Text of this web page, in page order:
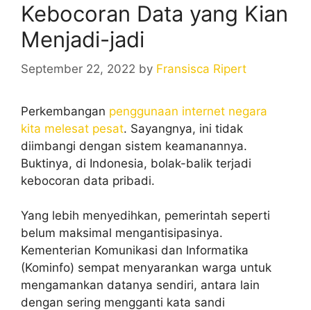
Kebocoran Data yang Kian
Menjadi-jadi
September 22, 2022 by Fransisca Ripert
Perkembangan penggunaan internet negara
kita melesat pesat. Sayangnya, ini tidak
diimbangi dengan sistem keamanannya.
Buktinya, di Indonesia, bolak-balik terjadi
kebocoran data pribadi.
Yang lebih menyedihkan, pemerintah seperti
belum maksimal mengantisipasinya.
Kementerian Komunikasi dan Informatika
(Kominfo) sempat menyarankan warga untuk
mengamankan datanya sendiri, antara lain
dengan sering mengganti kata sandi